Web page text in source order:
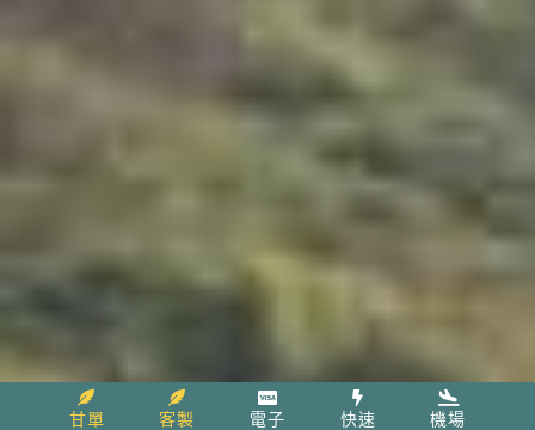
甘單
客製
電子
快速
機場